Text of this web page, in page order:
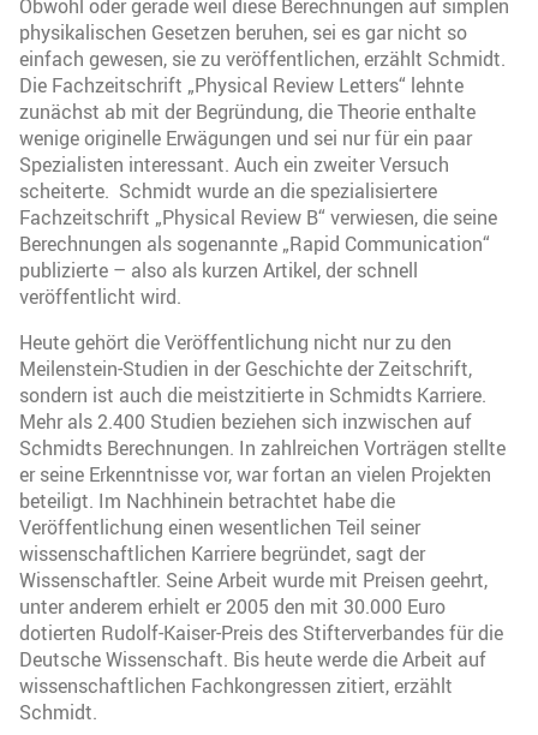
Obwohl oder gerade weil diese Berechnungen auf simplen
physikalischen Gesetzen beruhen, sei es gar nicht so
einfach gewesen, sie zu veröffentlichen, erzählt Schmidt.
Die Fachzeitschrift „Physical Review Letters“ lehnte
zunächst ab mit der Begründung, die Theorie enthalte
wenige originelle Erwägungen und sei nur für ein paar
Spezialisten interessant. Auch ein zweiter Versuch
scheiterte. Schmidt wurde an die spezialisiertere
Fachzeitschrift „Physical Review B“ verwiesen, die seine
Berechnungen als sogenannte „Rapid Communication“
publizierte – also als kurzen Artikel, der schnell
veröffentlicht wird.
Heute gehört die Veröffentlichung nicht nur zu den
Meilenstein-Studien in der Geschichte der Zeitschrift,
sondern ist auch die meistzitierte in Schmidts Karriere.
Mehr als 2.400 Studien beziehen sich inzwischen auf
Schmidts Berechnungen. In zahlreichen Vorträgen stellte
er seine Erkenntnisse vor, war fortan an vielen Projekten
beteiligt. Im Nachhinein betrachtet habe die
Veröffentlichung einen wesentlichen Teil seiner
wissenschaftlichen Karriere begründet, sagt der
Wissenschaftler. Seine Arbeit wurde mit Preisen geehrt,
unter anderem erhielt er 2005 den mit 30.000 Euro
dotierten Rudolf-Kaiser-Preis des Stifterverbandes für die
Deutsche Wissenschaft. Bis heute werde die Arbeit auf
wissenschaftlichen Fachkongressen zitiert, erzählt
Schmidt.